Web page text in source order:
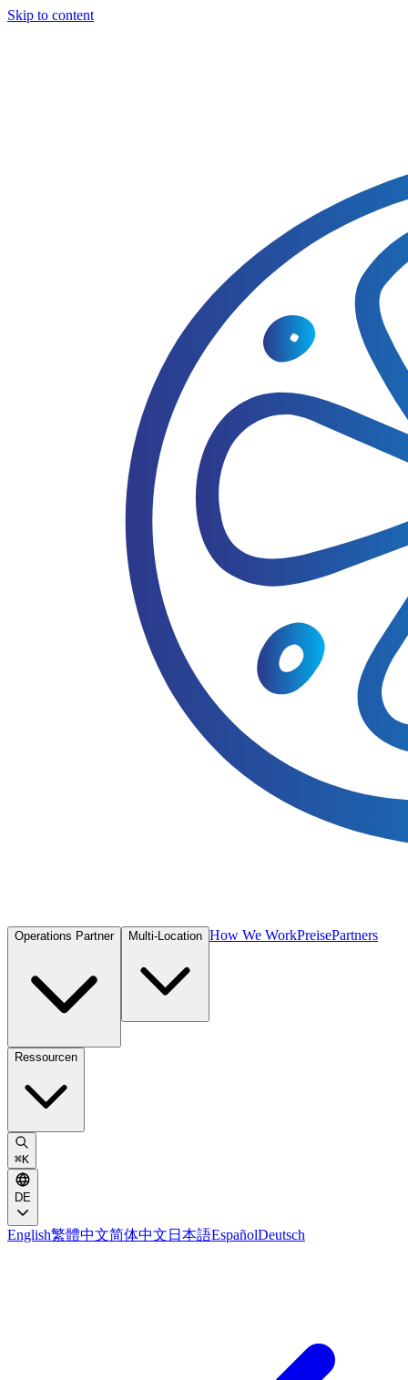
Skip to content
Operations Partner Multi-Location How We WorkPreisePartners
Ressourcen
⌘K
DE
English繁體中文简体中文 日本語EspañolDeutsch